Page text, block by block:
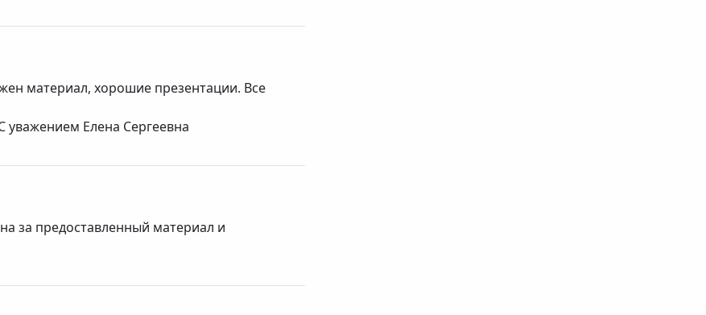
материал, хорошие презентации. Все
уважением Елена Сергеевна
за предоставленный материал и